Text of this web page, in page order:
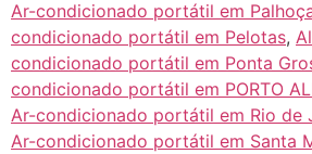
Ar-condicionado portátil em
condicionado portátil em Pelotas,
condicionado portátil em Ponta
condicionado portátil em PORTO
Ar-condicionado portátil em Rio de
Ar-condicionado portátil em Santa